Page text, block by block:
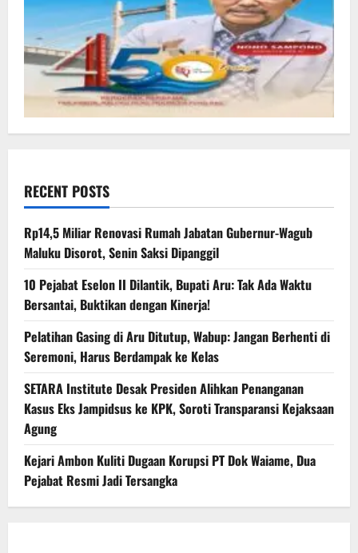
RECENT POSTS
Rp14,5 Miliar Renovasi Rumah Jabatan Gubernur-Wagub
Maluku Disorot, Senin Saksi Dipanggil
10 Pejabat Eselon II Dilantik, Bupati Aru: Tak Ada Waktu
Bersantai, Buktikan dengan Kinerja!
Pelatihan Gasing di Aru Ditutup, Wabup: Jangan Berhenti di
Seremoni, Harus Berdampak ke Kelas
SETARA Institute Desak Presiden Alihkan Penanganan
Kasus Eks Jampidsus ke KPK, Soroti Transparansi Kejaksaan
Agung
Kejari Ambon Kuliti Dugaan Korupsi PT Dok Waiame, Dua
Pejabat Resmi Jadi Tersangka